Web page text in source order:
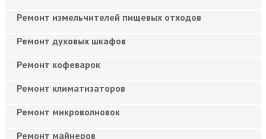
Ремонт измельчителей пищевых отходов
Ремонт духовых шкафов
Ремонт кофеварок
Ремонт климатизаторов
Ремонт микроволновок
Ремонт майнеров